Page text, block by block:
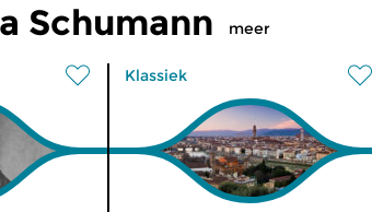
Schumann meer
Klassiek